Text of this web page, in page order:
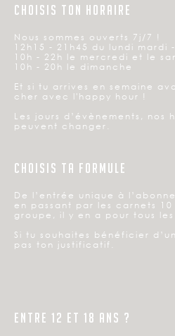
CHOISIS TON HORAIRE
Nous sommes ouverts 7j/7 !
12h15 - 21h45 du lundi mardi
10h - 22h le mercredi et le
10h - 20h le dimanche
Et si tu arrives en semaine
cher avec l'happy hour !
Les jours d’évènements, nos
peuvent changer.
CHOISIS TA FORMULE
De l’entrée unique à
en passant par les carnets
groupe, il y en a pour tous
Si tu souhaites bénéficier
pas ton justificatif.
ENTRE 12 ET 18 ANS ?